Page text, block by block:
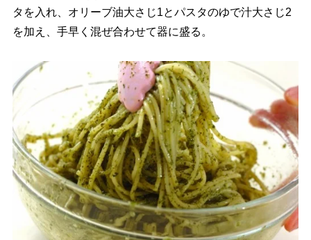
タを入れ、オリーブ油大さじ1とパスタのゆで汁大さじ2
を加え、手早く混ぜ合わせて器に盛る。